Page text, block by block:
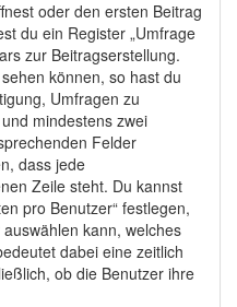
oder den ersten Beitrag
du ein Register „Umfrage
zur Beitragserstellung.
können, so hast du
Umfragen zu
mindestens zwei
Felder
dass jede
Zeile steht. Du kannst
pro Benutzer“ festlegen,
kann, welches
dabei eine zeitlich
ob die Benutzer ihre